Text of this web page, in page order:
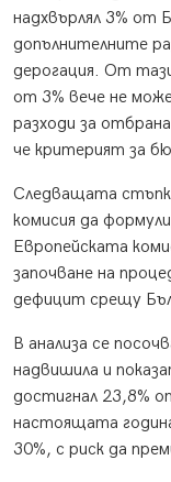
надхвърлял 3% от
допълнителните
дерогация. От
от 3% вече не
разходи за
че критерият за
Следващата
комисия да
Европейската
започване на
дефицит срещу
В анализа се
надвишила и
достигнал 23,8%
настоящата
30%, с риск да